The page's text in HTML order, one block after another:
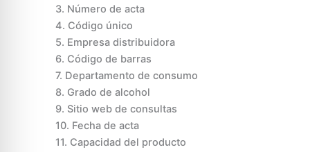
3. Número de acta
4. Código único
5. Empresa distribuidora
6. Código de barras
7. Departamento de consumo
8. Grado de alcohol
9. Sitio web de consultas
10. Fecha de acta
11. Capacidad del producto